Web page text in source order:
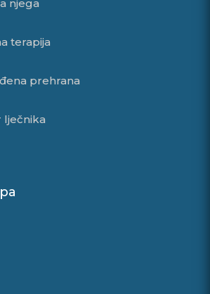
njega
terapija
prehrana
lječnika